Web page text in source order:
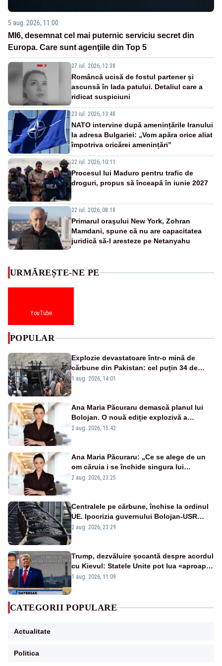
5 aug. 2026, 11:00
MI6, desemnat cel mai puternic serviciu secret din
Europa. Care sunt agenţiile din Top 5
27 iul. 2026, 12:38
Româncă ucisă de fostul partener și
ascunsă în lada patului. Detaliul care a
ridicat suspiciuni
23 iul. 2026, 13:48
NATO intervine după amenințările Iranului
la adresa Bulgariei: „Vom apăra orice aliat
împotriva oricărei amenințări”
22 iul. 2026, 10:11
Procesul lui Maduro pentru trafic de
droguri, propus să înceapă în iunie 2027
22 iul. 2026, 08:18
Primarul oraşului New York, Zohran
Mamdani, spune că nu are capacitatea
juridică să-l aresteze pe Netanyahu
URMĂREȘTE-NE PE
YouTube
POPULAR
Explozie devastatoare într-o mină de
cărbune din Pakistan: cel puțin 34 de
morți - VIDEO
1 aug. 2026, 14:01
Ana Maria Păcuraru demască planul lui
Bolojan. O nouă ediție explozivă a
emisiunii „Miza Zilei” la Realitatea PLUS
2 aug. 2026, 15:42
Ana Maria Păcuraru: „Ce se alege de un
om căruia i se închide singura lui
portiță?”
2 aug. 2026, 23:25
Centralele pe cărbune, închise la ordinul
UE. Ipocrizia guvernului Bolojan-USR
după starea de alertă
2 aug. 2026, 23:29
Trump, dezvăluire șocantă despre acordul
cu Kievul: Statele Unite pot lua «aproape
tot ce vor» din minele Ucrainei”
1 aug. 2026, 11:09
CATEGORII POPULARE
Actualitate
Politica